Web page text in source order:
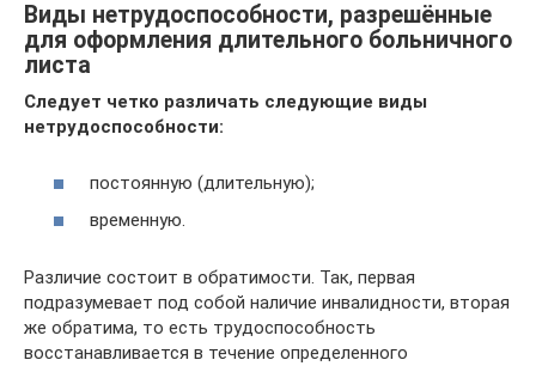
Виды нетрудоспособности, разрешённые
для оформления длительного больничного
листа
Следует четко различать следующие виды
нетрудоспособности:
постоянную (длительную);
временную.
Различие состоит в обратимости. Так, первая
подразумевает под собой наличие инвалидности, вторая
же обратима, то есть трудоспособность
восстанавливается в течение определенного